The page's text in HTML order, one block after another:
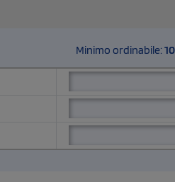
Minimo ordinabile: